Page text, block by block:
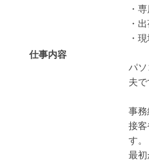
仕事内容
・
・
・
パ
夫で
事務
接
す。
最